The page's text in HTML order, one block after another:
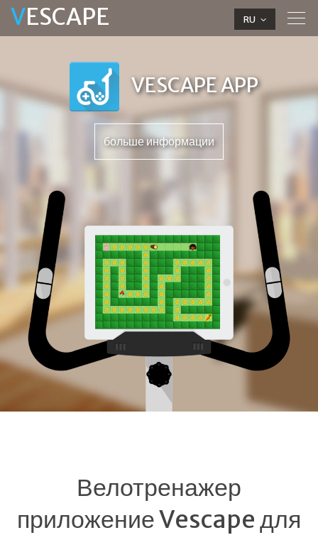
VESCAPE RU
VESCAPE APP
больше информации
Велотренажер
приложение Vescape для